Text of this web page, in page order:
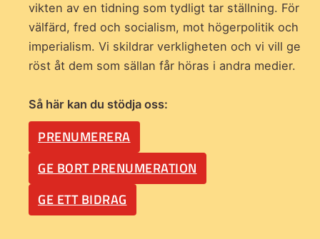
vikten av en tidning som tydligt tar ställning. För
välfärd, fred och socialism, mot högerpolitik och
imperialism. Vi skildrar verkligheten och vi vill ge
röst åt dem som sällan får höras i andra medier.
Så här kan du stödja oss:
PRENUMERERA
GE BORT PRENUMERATION
GE ETT BIDRAG